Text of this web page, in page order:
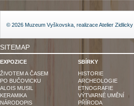
© 2026 Muzeum Vyškovska, realizaceAtelier Zidlicky
SITEMAP
EXPOZICE
ŽIVOTEM A ČASEM
PO BUČOVICKU
ALOIS MUSIL
KERAMIKA
NÁRODOPIS
SBÍRKY
HISTORIE
ARCHEOLOGIE
ETNOGRAFIE
VÝTVARNÉ UMĚNÍ
PŘÍRODA